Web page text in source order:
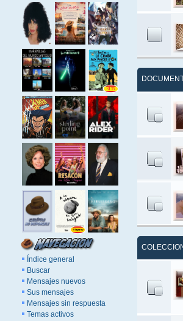
Índice general
Buscar
Mensajes nuevos
Sus mensajes
Mensajes sin respuesta
Temas activos